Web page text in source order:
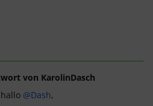
von KarolinDasch
hallo @Dash,